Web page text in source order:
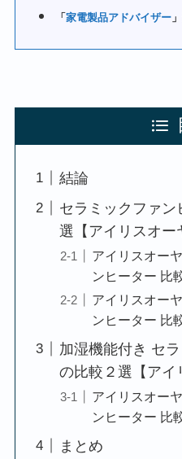
「家電製品アドバイザー
結論
セラミックファン
選【アイリスオー
アイリスオー
ンヒーター 比
アイリスオー
ンヒーター 比
加湿機能付き セ
の比較２選【アイ
アイリスオー
ンヒーター 比
まとめ